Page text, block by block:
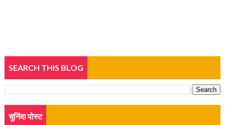
SEARCH THIS BLOG
चुनिंदा पोस्ट